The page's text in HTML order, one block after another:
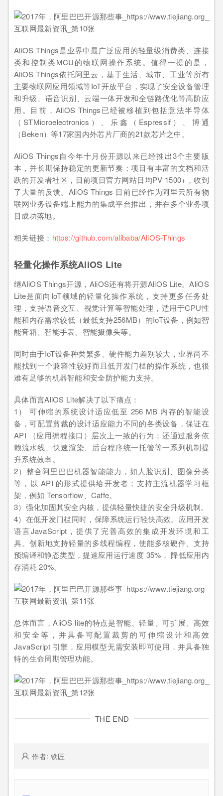
AliOS Things是业界中最广泛应用的轻量级消费类、连接
类和控制类MCU的物联网操作系统。值得一提的是，
AliOS Things依托阿里云，基于生活、城市、工业等所有
主要物联网应用领域等IoT开放平台，实现了安全设备管理
和升级、语音识别、云端一体开发和全链路优化等高阶应
用。目前，AliOS Things已经被移植到包括意法半导体
（STMicroelectronics）、乐鑫（Espressif）、博通
（Beken）等17家国内外芯片厂商的21款芯片之中。
AliOS Things自今年十月份开源以来已经推出3个主要版
本，并长期保持稳定的更新节奏；项目有丰富的文档和活
跃的开发者社区，目前项目官方网站日均PV 1500+，收到
了大量的反馈。AliOS Things 目前已经作为阿里云所有物
联网业务设备端上能力的集成平台推出，并在多个业务项
目成功落地。
相关链接： https://github.com/alibaba/AliOS-Things
轻量化操作系统AliOS Lite
继AliOS Things开源，AliOS还有将开源AliOS Lite。AliOS
Lite是面向IoT领域的轻量化操作系统，支持更多任务处
理，支持语音交互、视觉计算等智能处理，适用于CPU性
能和内存需求较低（最低支持256MB）的IoT设备，例如智
能音箱、智能手表、智能摄像头等。
同时由于IoT设备种类繁多、硬件能力差别较大，业界尚不
能找到一个兼容性较好而且低开发门槛的操作系统，也很
难有足够的机器智能和安全防护能力支持。
具体而言AliOS Lite解决了以下痛点：
1） 可伸缩的系统设计适应低至 256 MB 内存的智能设
备，可配置剪裁的设计适应能力不同的各类设备，保证在
API （应用编程接口）层次上一致的行为；还通过服务依
赖流水线、快速渲染、后台程序统一托管等一系列机制提
升系统效率。
2）整合阿里巴巴机器智能能力，如人脸识别、图像分类
等，以 API 的形式提供给开发者；支持主流机器学习框
架，例如 Tensorflow、Caffe。
3）强化加固其安全内核，提供轻量快捷的安全升级机制。
4）在低开发门槛同时，保障系统运行轻快高效。应用开发
语言JavaScript，提供了完善高效的集成开发环境和工
具。创新地支持轻量的多线程编程，使能多核硬件、支持
预编译和静态类型，提速应用运行速度 35%， 降低应用内
存消耗 20%。
总体而言，AliOS lite的特点是智能、轻量、可扩展、高效
和安全等，并具备可配置裁剪的可伸缩设计和高效
JavaScript 引擎，应用模型无需安装即可使用，并具备独
特的生命周期管理功能。
THE END
作者: 铁匠